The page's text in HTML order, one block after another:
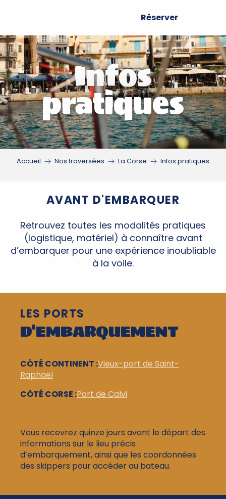
principal
Réserver
Infos
pratiques
Accueil Nos traversées La Corse Infos pratiques
AVANT D'EMBARQUER
Retrouvez toutes les modalités pratiques
(logistique, matériel) à connaître avant
d’embarquer pour une expérience inoubliable
à la voile.
LES PORTS
D'EMBARQUEMENT
CÔTÉ CONTINENT :Vieux-port de Saint-
Raphaël
CÔTÉ CORSE :Port de Calvi
Vous recevrez quinze jours avant le départ des
informations sur le lieu précis
d’embarquement, ainsi que les coordonnées
des skippers pour accéder au bateau.